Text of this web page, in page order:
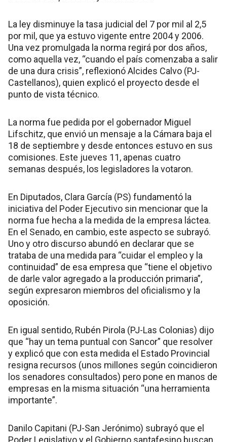
La ley disminuye la tasa judicial del 7 por mil al 2,5
por mil, que ya estuvo vigente entre 2004 y 2006.
Una vez promulgada la norma regirá por dos años,
como aquella vez, “cuando el país comenzaba a salir
de una dura crisis”, reflexionó Alcides Calvo (PJ-
Castellanos), quien explicó el proyecto desde el
punto de vista técnico.
La norma fue pedida por el gobernador Miguel
Lifschitz, que envió un mensaje a la Cámara baja el
18 de septiembre y desde entonces estuvo en sus
comisiones. Este jueves 11, apenas cuatro
semanas después, los legisladores la votaron.
En Diputados, Clara García (PS) fundamentó la
iniciativa del Poder Ejecutivo sin mencionar que la
norma fue hecha a la medida de la empresa láctea.
En el Senado, en cambio, este aspecto se subrayó.
Uno y otro discurso abundó en declarar que se
trataba de una medida para “cuidar el empleo y la
continuidad” de esa empresa que “tiene el objetivo
de darle valor agregado a la producción primaria”,
según expresaron miembros del oficialismo y la
oposición.
En igual sentido, Rubén Pirola (PJ-Las Colonias) dijo
que “hay un tema puntual con Sancor” que resolver
y explicó que con esta medida el Estado Provincial
resigna recursos (unos millones según coincidieron
los senadores consultados) pero pone en manos de
empresas en la misma situación “una herramienta
importante”.
Danilo Capitani (PJ-San Jerónimo) subrayó que el
Poder Legislativo y el Gobierno santafesino buscan